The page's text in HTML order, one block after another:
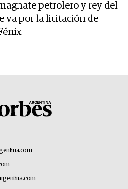
petrolero y rey del
va por la licitación de